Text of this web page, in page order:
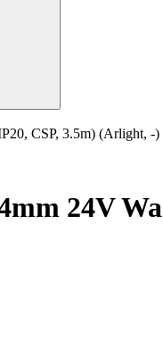
CSP, 3.5m) (Arlight, -)
24V